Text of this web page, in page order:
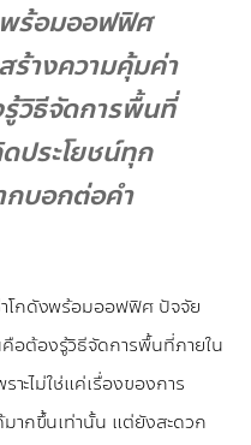
พร้อมออฟฟิศ
างความคุ้มค่า
วิธีจัดการพื้นที่
ประโยชน์ทุก
กบอกต่อคำ
โกดังพร้อมออฟฟิศ ปัจจัย
อต้องรู้วิธีจัดการพื้นที่ภายใน
าะไม่ใช่แค่เรื่องของการ
ากขึ้นเท่านั้น แต่ยังสะดวก